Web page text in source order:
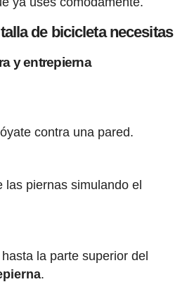
de bicicleta necesitas
y entrepierna
contra una pared.
las piernas simulando el
la parte superior del
.